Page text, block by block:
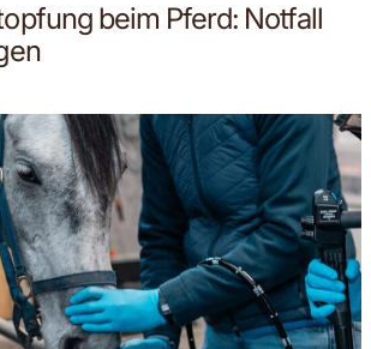
beim Pferd: Notfall